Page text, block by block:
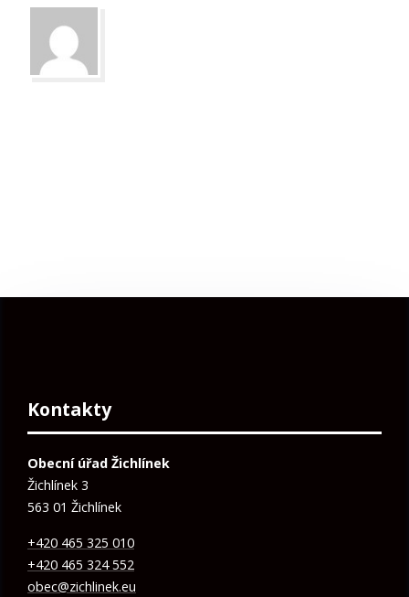
Kontakty
Obecní úřad Žichlínek
Žichlínek 3
563 01 Žichlínek
+420 465 325 010
+420 465 324 552
obec@zichlinek.eu